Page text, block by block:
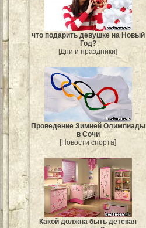
что подарить девушке на Новый
Год?
[Дни и праздники]
Проведение Зимней Олимпиады
в Сочи
[Новости спорта]
Какой должна быть детская